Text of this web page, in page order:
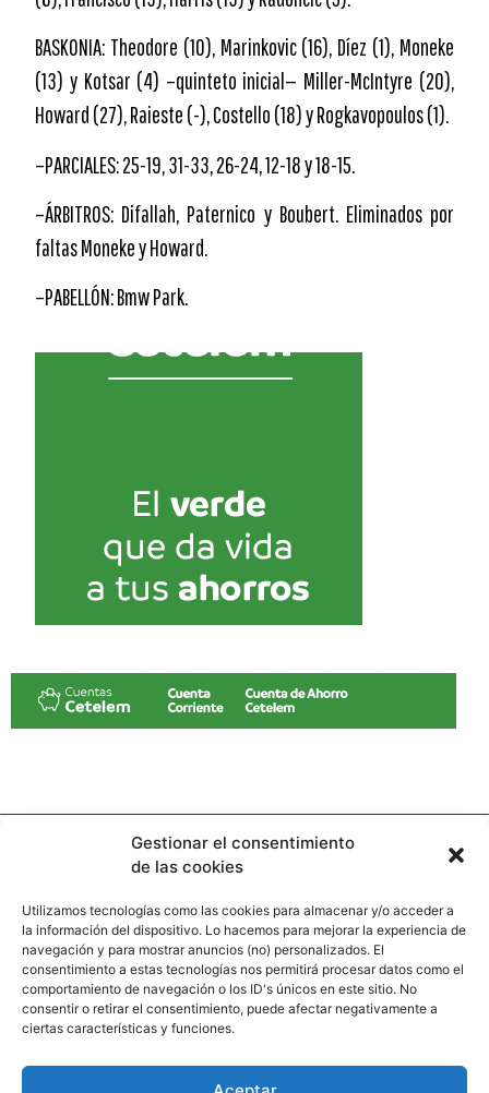
Gestionar el consentimiento
de las cookies
Utilizamos tecnologías como las cookies para almacenar y/o acceder a
la información del dispositivo. Lo hacemos para mejorar la experiencia de
navegación y para mostrar anuncios (no) personalizados. El
consentimiento a estas tecnologías nos permitirá procesar datos como el
comportamiento de navegación o los ID's únicos en este sitio. No
consentir o retirar el consentimiento, puede afectar negativamente a
ciertas características y funciones.
BASKONIA: Theodore (10), Marinkovic (16), Díez (1), Moneke
(13) y Kotsar (4) –quinteto inicial— Miller-McIntyre (20),
Howard (27), Raieste (-), Costello (18) y Rogkavopoulos (1).
–PARCIALES: 25-19, 31-33, 26-24, 12-18 y 18-15.
–ÁRBITROS: Difallah, Paternico y Boubert. Eliminados por
faltas Moneke y Howard.
–PABELLÓN: Bmw Park.
Contacto
Calle Pinar, 5, 28006 Madrid
+34 91 745 58 38